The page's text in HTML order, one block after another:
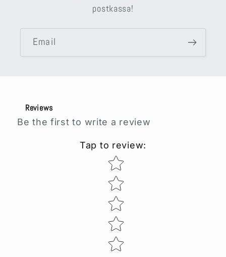
postkassa!
Email
Reviews
Be the first to write a review
Tap to review:
Star rating